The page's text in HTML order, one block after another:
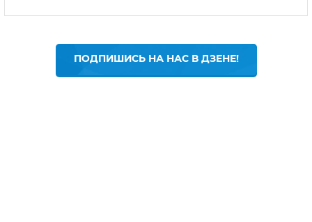
ПОДПИШИСЬ НА НАС В ДЗЕНЕ!